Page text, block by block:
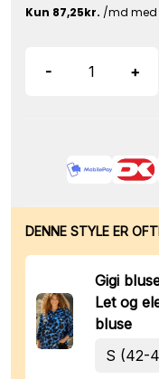
- +
DENNE STYLE ER
Gigi
Let og
bluse